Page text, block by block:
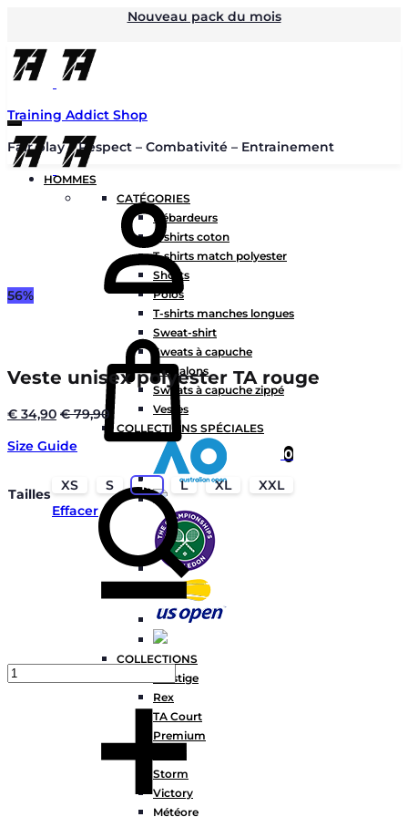
Nouveau pack du mois
Training Addict Shop
Fair play – Respect – Combativité – Entrainement
HOMMES
CATÉGORIES
Débardeurs
T-shirts coton
T-shirts match polyester
Shorts
Polos
T-shirts manches longues
Sweat-shirt
Sweats à capuche
Pantalons
Sweats à capuche zippé
Vestes
COLLECTIONS SPÉCIALES
COLLECTIONS
Prestige
Rex
TA Court
Premium
Storm
Victory
Météore
0
56%
Veste unisex polyester TA rouge
€ 34,90 €79,90
Size Guide
Tailles
XS S M L XL
XXL
Effacer